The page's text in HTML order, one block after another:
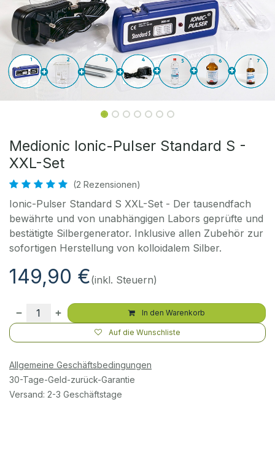
Medionic Ionic-Pulser Standard S -
XXL-Set
(2 Rezensionen)
Ionic-Pulser Standard S XXL-Set - Der tausendfach
bewährte und von unabhängigen Labors geprüfte und
bestätigte Silbergenerator. Inklusive allen Zubehör zur
sofortigen Herstellung von kolloidalem Silber.
149,90 €(inkl. Steuern)
In den Warenkorb
Auf die Wunschliste
Allgemeine Geschäftsbedingungen
30-Tage-Geld-zurück-Garantie
Versand: 2-3 Geschäftstage